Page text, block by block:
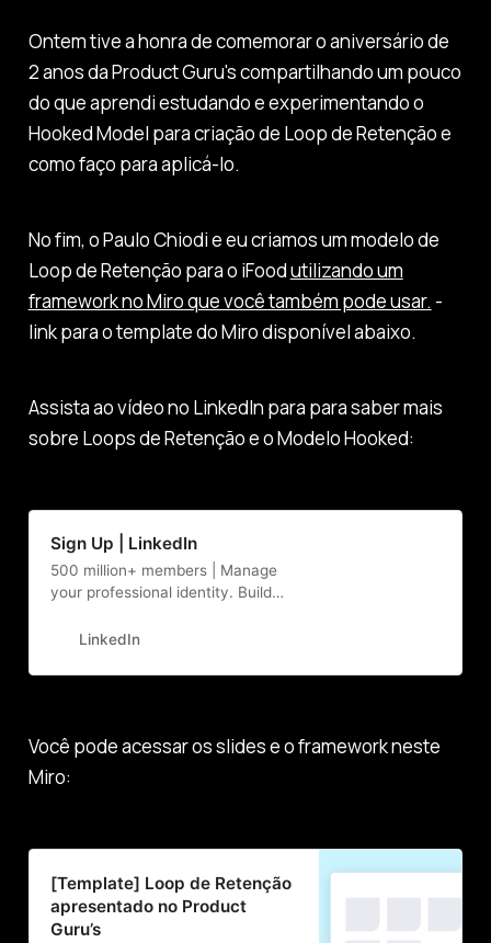
Ontem tive a honra de comemorar o aniversário de
2 anos da Product Guru's compartilhando um pouco
do que aprendi estudando e experimentando o
Hooked Model para criação de Loop de Retenção e
como faço para aplicá-lo.
No fim, o Paulo Chiodi e eu criamos um modelo de
Loop de Retenção para o iFoodutilizando um
framework no Miro que você também pode usar. -
link para o template do Miro disponível abaixo.
Assista ao vídeo no LinkedIn para para saber mais
sobre Loops de Retenção e o Modelo Hooked:
Sign Up | LinkedIn
500 million+ members | Manage
your professional identity. Build
network. Access knowledge,
LinkedIn
Você pode acessar os slides e o framework neste
Miro:
[Template] Loop de Retenção
apresentado no Product
Guru’s